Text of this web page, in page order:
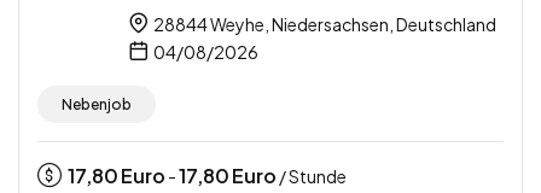
28844 Weyhe, Niedersachsen, Deutschland
04/08/2026
Nebenjob
17,80Euro -17,80Euro / Stunde